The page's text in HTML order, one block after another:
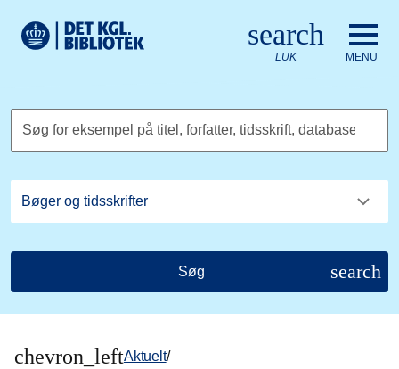
Det Kongelige Biblioteks logo. Gå til Det Kongelige
search
LUK MENU
Søg for eksempel på titel, forfatter, tidsskrift, database
Søg search
chevron_leftAktuelt/